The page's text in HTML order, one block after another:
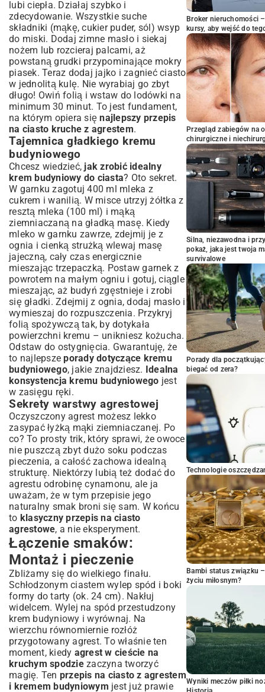
lubi ciepła. Działaj szybko i
zdecydowanie. Wszystkie suche
składniki (mąkę, cukier puder, sól) wsyp
do miski. Dodaj zimne masło i siekaj
nożem lub rozcieraj palcami, aż
powstaną grudki przypominające mokry
piasek. Teraz dodaj jajko i zagnieć ciasto
w jednolitą kulę. Nie wyrabiaj go zbyt
długo! Owiń folią i wstaw do lodówki na
minimum 30 minut. To jest fundament,
na którym opiera sięnajlepszy przepis
na ciasto kruche z agrestem.
Tajemnica gładkiego kremu
budyniowego
Chcesz wiedzieć, jak zrobić idealny
krem budyniowy do ciasta? Oto sekret.
W garnku zagotuj 400 ml mleka z
cukrem i wanilią. W misce utrzyj żółtka z
resztą mleka (100 ml) i mąką
ziemniaczaną na gładką masę. Kiedy
mleko w garnku zawrze, zdejmij je z
ognia i cienką strużką wlewaj masę
jajeczną, cały czas energicznie
mieszając trzepaczką. Postaw garnek z
powrotem na małym ogniu i gotuj, ciągle
mieszając, aż budyń zgęstnieje i zrobi
się gładki. Zdejmij z ognia, dodaj masło i
wymieszaj do rozpuszczenia. Przykryj
folią spożywczą tak, by dotykała
powierzchni kremu – unikniesz kożucha.
Odstaw do ostygnięcia. Gwarantuję, że
to najlepszeporady dotyczące kremu
budyniowego, jakie znajdziesz. Idealna
konsystencja kremu budyniowego jest
w zasięgu ręki.
Sekrety warstwy agrestowej
Oczyszczony agrest możesz lekko
zasypać łyżką mąki ziemniaczanej. Po
co? To prosty trik, który sprawi, że owoce
nie puszczą zbyt dużo soku podczas
pieczenia, a całość zachowa idealną
strukturę. Niektórzy lubią też dodać do
agrestu odrobinę cynamonu, ale ja
uważam, że w tym przepisie jego
naturalny smak broni się sam. W końcu
to klasyczny przepis na ciasto
agrestowe, a nie eksperyment.
Łączenie smaków:
Montaż i pieczenie
Zbliżamy się do wielkiego finału.
Schłodzonym ciastem wylep spód i boki
formy do tarty (ok. 24 cm). Nakłuj
widelcem. Wylej na spód przestudzony
krem budyniowy i wyrównaj. Na
wierzchu równomiernie rozłóż
przygotowany agrest. To właśnie ten
moment, kiedy agrest w cieście na
kruchym spodziezaczyna tworzyć
magię. Ten przepis na ciasto z agrestem
i kremem budyniowym jest już prawie
Broker nieruchomości
kursy, aby wejść do
Przegląd zabiegów na
chirurgiczne i
Silna, niezawodna i
pokaż, jaka jest twoja
survivalowe
Porady dla
biegać od zera?
Technologie
Bambi status związku
życiu miłosnym?
Wyniki meczów piłki